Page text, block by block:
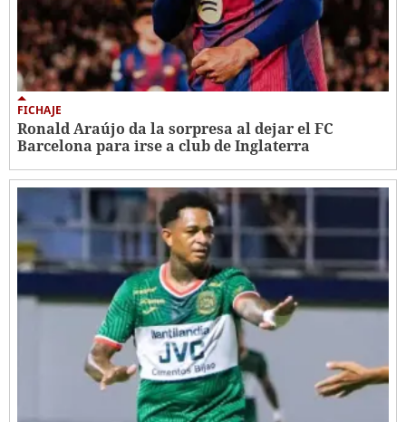
FICHAJE
Ronald Araújo da la sorpresa al dejar el FC
Barcelona para irse a club de Inglaterra